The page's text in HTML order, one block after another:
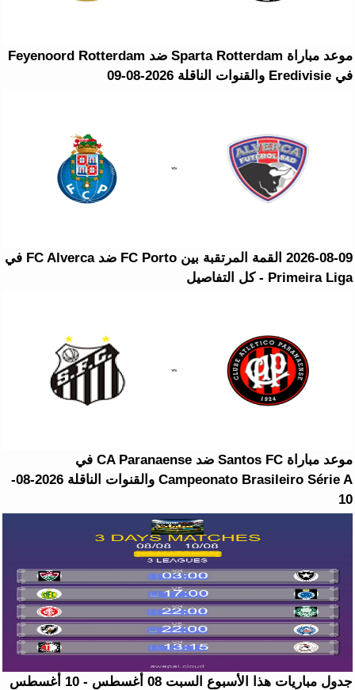
موعد مباراة Sparta Rotterdam ضد Feyenoord Rotterdam
في Eredivisie والقنوات الناقلة 2026-08-09
2026-08-09 القمة المرتقبة بين FC Porto ضد FC Alverca في
Primeira Liga - كل التفاصيل
موعد مباراة Santos FC ضد CA Paranaense في
Campeonato Brasileiro Série A والقنوات الناقلة 2026-08-
10
جدول مباريات هذا الأسبوع السبت 08 أغسطس - 10 أغسطس